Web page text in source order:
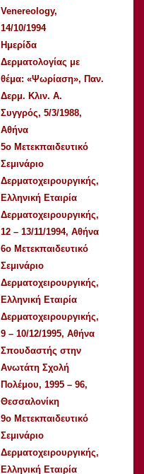
Venereology,
14/10/1994
Ημερίδα
Δερματολογίας με
θέμα: «Ψωρίαση», Παν.
Δερμ. Κλιν. Α.
Συγγρός, 5/3/1988,
Αθήνα
5ο Μετεκπαιδευτικό
Σεμινάριο
Δερματοχειρουργικής,
Ελληνική Εταιρία
Δερματοχειρουργικής,
12 – 13/11/1994, Αθήνα
6ο Μετεκπαιδευτικό
Σεμινάριο
Δερματοχειρουργικής,
Ελληνική Εταιρία
Δερματοχειρουργικής,
9 – 10/12/1995, Αθήνα
Σπουδαστής στην
Ανωτάτη Σχολή
Πολέμου, 1995 – 96,
Θεσσαλονίκη
9ο Μετεκπαιδευτικό
Σεμινάριο
Δερματοχειρουργικής,
Ελληνική Εταιρία